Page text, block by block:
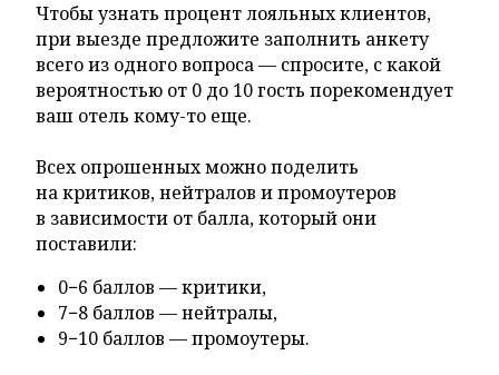
Чтобы узнать процент лояльных клиентов,
при выезде предложите заполнить анкету
всего из одного вопроса — спросите, с какой
вероятностью от 0 до 10 гость порекомендует
ваш отель кому-то еще.
Всех опрошенных можно поделить
на критиков, нейтралов и промоутеров
в зависимости от балла, который они
поставили:
0−6 баллов — критики,
7−8 баллов — нейтралы,
9−10 баллов — промоутеры.